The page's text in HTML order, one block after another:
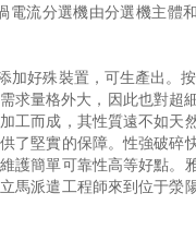
流分選機由分選機主體
加好殊裝置，可生產出。
求量格外大，因此也對超
工而成，其性質遠不如天
了堅實的保障。性強破碎
護簡單可靠性高等好點。
馬派遣工程師來到位于滎